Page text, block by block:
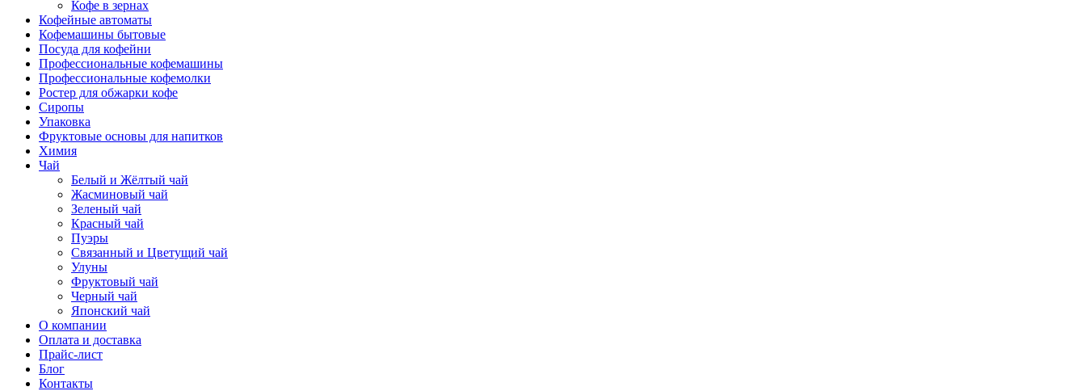
Кофе в зернах
Кофейные автоматы
Кофемашины бытовые
Посуда для кофейни
Профессиональные кофемашины
Профессиональные кофемолки
Ростер для обжарки кофе
Сиропы
Упаковка
Фруктовые основы для напитков
Химия
Чай
Белый и Жёлтый чай
Жасминовый чай
Зеленый чай
Красный чай
Пуэры
Связанный и Цветущий чай
Улуны
Фруктовый чай
Черный чай
Японский чай
О компании
Оплата и доставка
Прайс-лист
Блог
Контакты